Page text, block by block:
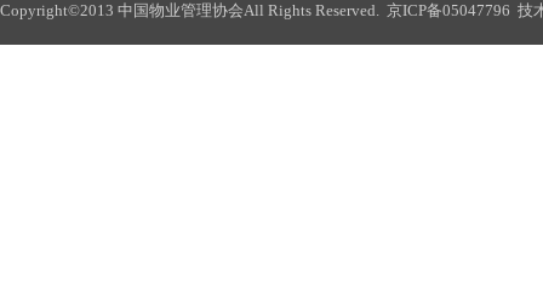
Copyright©2013 中国物业管理协会All Rights Reserved. 京ICP备05047796 技